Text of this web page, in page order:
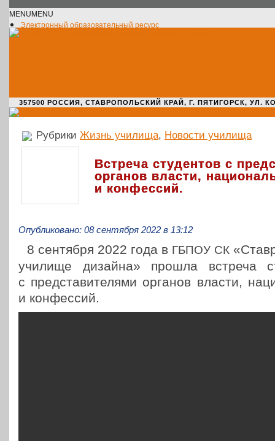
MENUMENU
Электронный образовательный ресурс
357500 РОССИЯ, СТАВРОПОЛЬСКИЙ КРАЙ, Г. ПЯТИГОРСК, УЛ.
Рубрики Жизнь училища, Новости училища
Встреча студентов с
органов власти,
и конфессий.
Опубликовано: 08 сентября 2022 в 13:12
8 сен­тяб­ря 2022 года в ГБПОУ СК
училище дизайна» прошла встреча
с пред­ста­ви­те­ля­ми органов власти,
и конфессий.